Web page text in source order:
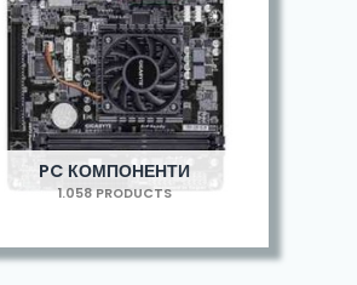
PC КОМПОНЕНТИ
1.058 PRODUCTS